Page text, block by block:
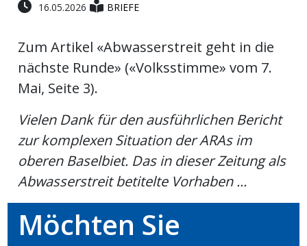
App
Fussball
16.05.2026 BRIEFE
Zum Artikel «Abwasserstreit geht in die
nächste Runde» («Volksstimme» vom 7.
Mai, Seite 3).
Vielen Dank für den ausführlichen Bericht
zur komplexen Situation der ARAs im
oberen Baselbiet. Das in dieser Zeitung als
Abwasserstreit betitelte Vorhaben ...
Möchten Sie